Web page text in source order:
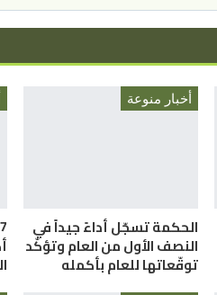
أخبار منوعة
الحكمة تسجّل أداءً جيداً في
النصف الأول من العام وتؤكّد
توقّعاتها للعام بأكمله